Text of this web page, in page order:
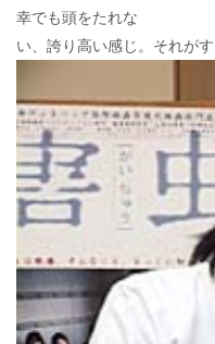
幸でも頭をたれな
い、誇り高い感じ。それが